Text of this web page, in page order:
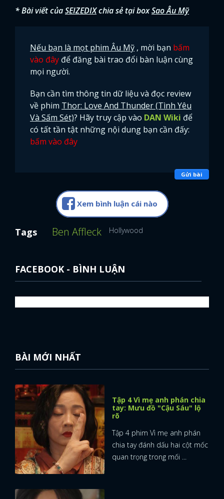
* Bài viết củaSEIZEDIXchia sẻ tại boxSao Âu Mỹ
Nếu bạn là mọt phim Âu Mỹ , mời bạn bấm
vào đây để đăng bài trao đổi bàn luận cùng
mọi người.
Bạn cần tìm thông tin dữ liệu và đọc review
về phim Thor: Love And Thunder (Tình Yêu
Và Sấm Sét)? Hãy truy cập vào DAN Wiki để
có tất tần tật những nội dung bạn cần đấy:
bấm vào đây
Gửi bài
Xem bình luận cái nào
Tags Ben Affleck Hollywood
FACEBOOK - BÌNH LUẬN
BÀI MỚI NHẤT
Tập 4 Vì mẹ anh phán chia
tay: Mưu đồ "Cậu Sáu" lộ
rõ
Tập 4 phim Vì mẹ anh phán
chia tay đánh dấu hai cột mốc
quan trọng trong mối ...